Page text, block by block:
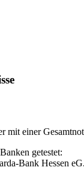
mit einer
getestet:
Bank Hessen eG.